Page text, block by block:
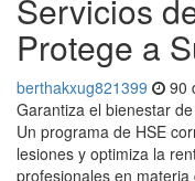
Servicios
Protege a
berthakxug821399 90
Garantiza el bienestar
Un programa de HSE
lesiones y optimiza la
profesionales en materia